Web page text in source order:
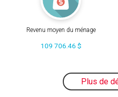
Revenu moyen du ménage
109 706.46 $
Plus de